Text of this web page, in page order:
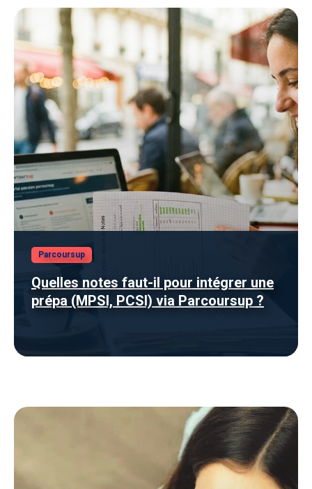
Parcoursup
Quelles notes faut-il pour intégrer une
prépa (MPSI, PCSI) via Parcoursup ?